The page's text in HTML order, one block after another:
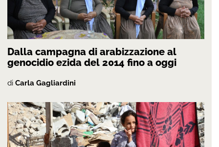
Dalla campagna di arabizzazione al
genocidio ezida del 2014 fino a oggi
di Carla Gagliardini